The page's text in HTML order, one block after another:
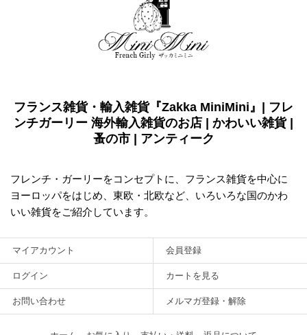
フランス雑貨・輸入雑貨『Zakka MiniMini』| フレ
ンチガーリー 海外輸入雑貨のお店 | かわいい雑貨 |
蚤の市 | アンティーク
フレンチ・ガーリーをコンセプトに、フランス雑貨を中心に
ヨーロッパをはじめ、東欧・北欧など、いろいろな国のかわ
いい雑貨をご紹介しています。
マイアカウント 会員登録
ログイン カートを見る
お問い合わせ メルマガ登録・解除